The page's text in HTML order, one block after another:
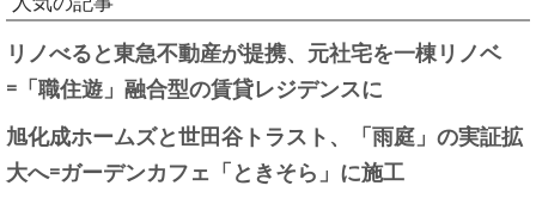
リノべると東急不動産が提携、元社宅を一棟リノベ
=「職住遊」融合型の賃貸レジデンスに
旭化成ホームズと世田谷トラスト、「雨庭」の実証拡
大へ=ガーデンカフェ「ときそら」に施工